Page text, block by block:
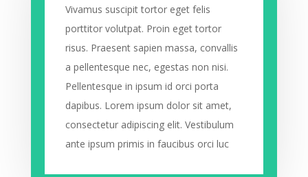
Vivamus suscipit tortor eget felis
porttitor volutpat. Proin eget tortor
risus. Praesent sapien massa, convallis
a pellentesque nec, egestas non nisi.
Pellentesque in ipsum id orci porta
dapibus. Lorem ipsum dolor sit amet,
consectetur adipiscing elit. Vestibulum
ante ipsum primis in faucibus orci luc